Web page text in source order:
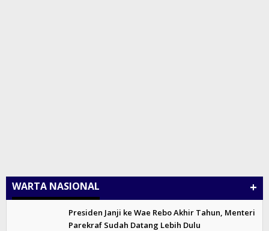
WARTA NASIONAL +
Presiden Janji ke Wae Rebo Akhir Tahun, Menteri
Parekraf Sudah Datang Lebih Dulu